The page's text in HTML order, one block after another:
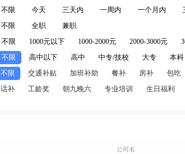
不限 今天 三天内 一周内 一个月内
不限 全职 兼职
不限 1000元以下 1000-2000元 2000-3000元
不限 高中以下 高中 中专/技校 大专 本科
不限 交通补贴 加班补助 餐补 房补 包吃
话补 工龄奖 朝九晚六 专业培训 生日福利
公司名